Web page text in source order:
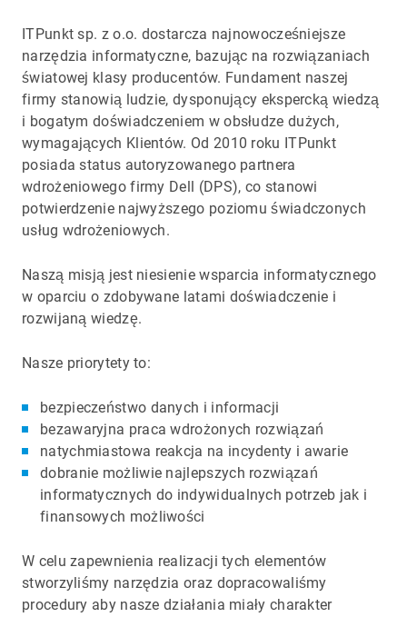
ITPunkt sp. z o.o. dostarcza najnowocześniejsze
narzędzia informatyczne, bazując na rozwiązaniach
światowej klasy producentów. Fundament naszej
firmy stanowią ludzie, dysponujący ekspercką wiedzą
i bogatym doświadczeniem w obsłudze dużych,
wymagających Klientów. Od 2010 roku ITPunkt
posiada status autoryzowanego partnera
wdrożeniowego firmy Dell (DPS), co stanowi
potwierdzenie najwyższego poziomu świadczonych
usług wdrożeniowych.
Naszą misją jest niesienie wsparcia informatycznego
w oparciu o zdobywane latami doświadczenie i
rozwijaną wiedzę.
Nasze priorytety to:
bezpieczeństwo danych i informacji
bezawaryjna praca wdrożonych rozwiązań
natychmiastowa reakcja na incydenty i awarie
dobranie możliwie najlepszych rozwiązań
informatycznych do indywidualnych potrzeb jak i
finansowych możliwości
W celu zapewnienia realizacji tych elementów
stworzyliśmy narzędzia oraz dopracowaliśmy
procedury aby nasze działania miały charakter